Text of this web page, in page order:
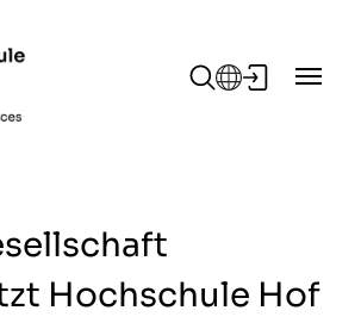
Hochschule Hof